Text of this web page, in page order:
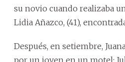
su novio cuando realizaba
Lidia Añazco, (41),
Después, en setiembre,
por un joven en un motel;